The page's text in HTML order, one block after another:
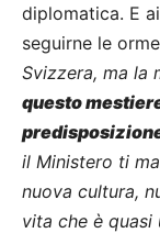
diplomatica. E
seguirne le
Svizzera, ma la
questo
il Ministero ti
nuova cultura,
vita che è